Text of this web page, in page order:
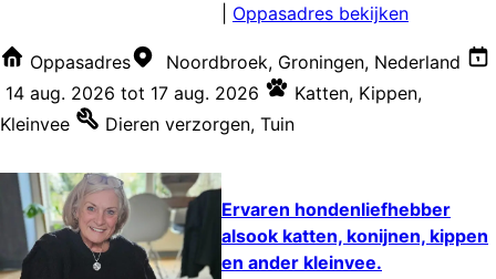
Oppasadres bekijken
Oppasadres
Noordbroek, Groningen, Nederland
14 aug. 2026 tot 17 aug. 2026 Katten, Kippen,
Kleinvee
Dieren verzorgen, Tuin
Ervaren hondenliefhebber
alsook katten, konijnen, kippen
en ander kleinvee.